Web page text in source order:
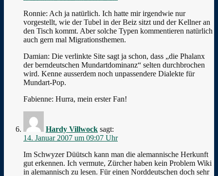
Ronnie: Ach ja natürlich. Ich hatte mir irgendwie nur
vorgestellt, wie der Tubel in der Beiz sitzt und der Kellner an
den Tisch kommt. Aber solche Typen kommentieren natürlich
auch gern mal Migrationsthemen.
Damian: Die verlinkte Site sagt ja schon, dass „die Phalanx
der berndeutschen Mundartdominanz“ selten durchbrochen
wird. Kenne ausserdem noch unpassendere Dialekte für
Mundart-Pop.
Fabienne: Hurra, mein erster Fan!
Hardy Villwock sagt:
14. Januar 2007 um 09:07 Uhr
Im Schwyzer Düütsch kann man die alemannische Herkunft
gut erkennen. Ich vermute, Zürcher haben kein Problem Wiki
in alemannisch zu lesen. Für einen Norddeutschen doch sehr